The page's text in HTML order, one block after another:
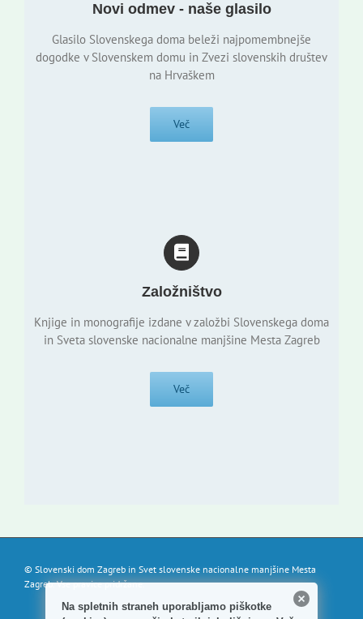
Novi odmev - naše glasilo
Glasilo Slovenskega doma beleži najpomembnejše
dogodke v Slovenskem domu in Zvezi slovenskih društev
na Hrvaškem
Več
Založništvo
Knjige in monografije izdane v založbi Slovenskega doma
in Sveta slovenske nacionalne manjšine Mesta Zagreb
Več
© Slovenski dom Zagreb in Svet slovenske nacionalne manjšine Mesta
Zagreb. Vse pravice pridržane.
Na spletnih straneh uporabljamo piškotke